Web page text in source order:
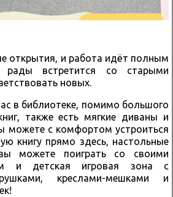
открытия, и работа идёт полным
встретится со старыми
новых.
в библиотеке, помимо большого
также есть мягкие диваны и
можете с комфортом устроиться
книгу прямо здесь, настольные
можете поиграть со своими
и детская игровая зона с
креслами-мешками и